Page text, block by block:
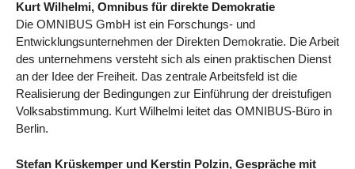
Kurt Wilhelmi, Omnibus für direkte Demokratie
Die OMNIBUS GmbH ist ein Forschungs- und
Entwicklungsunternehmen der Direkten Demokratie. Die Arbeit
des unternehmens versteht sich als einen praktischen Dienst
an der Idee der Freiheit. Das zentrale Arbeitsfeld ist die
Realisierung der Bedingungen zur Einführung der dreistufigen
Volksabstimmung. Kurt Wilhelmi leitet das OMNIBUS-Büro in
Berlin.
Stefan Krüskemper und Kerstin Polzin, Gespräche mit